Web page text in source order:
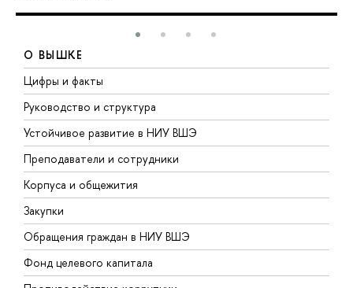
О ВЫШКЕ
Цифры и факты
Руководство и структура
Устойчивое развитие в НИУ ВШЭ
Преподаватели и сотрудники
Корпуса и общежития
Закупки
Обращения граждан в НИУ ВШЭ
Фонд целевого капитала